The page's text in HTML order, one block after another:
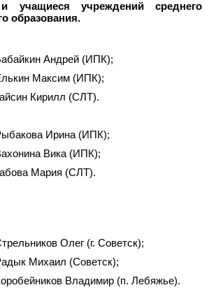
учащиеся учреждений среднего
образования.
Андрей (ИПК);
Максим (ИПК);
Кирилл (СЛТ).
Ирина (ИПК);
Вика (ИПК);
Мария (СЛТ).
Олег (г. Советск);
Михаил (Советск);
Владимир (п. Лебяжье).